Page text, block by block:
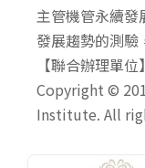
主管機管永續發
發展趨勢的測驗
【聯合辦理單
Copyright ©
Institute. All